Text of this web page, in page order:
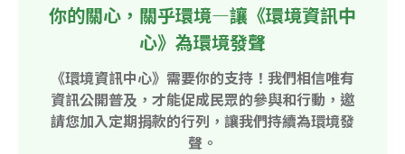
你的關心，關乎環境—讓《環境資訊中
心》為環境發聲
《環境資訊中心》需要你的支持！我們相信唯有
資訊公開普及，才能促成民眾的參與和行動，邀
請您加入定期捐款的行列，讓我們持續為環境發
聲。